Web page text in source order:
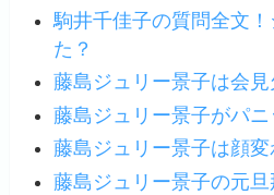
駒井千佳子の質問全文
た？
藤島ジュリー景子は会見
藤島ジュリー景子がパニ
藤島ジュリー景子は顔変
藤島ジュリー景子の元